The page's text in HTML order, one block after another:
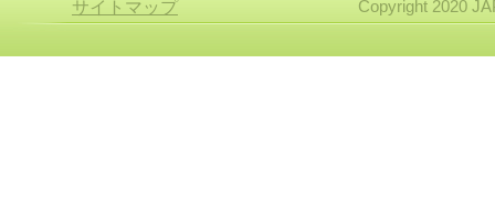
サイトマップ Copyright 2020